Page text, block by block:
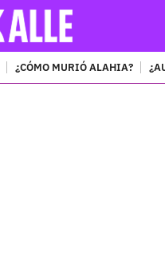
¿CÓMO MURIÓ ALAHIA?